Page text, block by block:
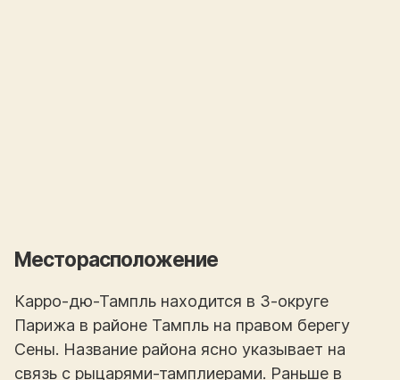
Месторасположение
Карро-дю-Тампль находится в 3-округе
Парижа в районе Тампль на правом берегу
Сены. Название района ясно указывает на
связь с рыцарями-тамплиерами. Раньше в